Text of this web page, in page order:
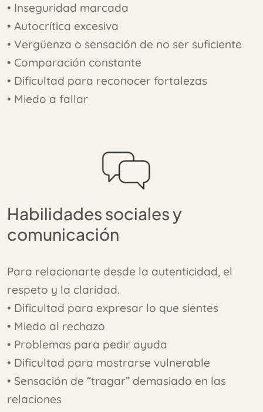
Habilidades sociales y comunicación
Límites y autocuidado
Estrés, sobrecarga y bloqueo emocional
Duelos y procesos vitales
Identidad emocional y autoconocimiento
• Inseguridad marcada
• Autocrítica excesiva
• Vergüenza o sensación de no ser suficiente
• Comparación constante
• Dificultad para reconocer fortalezas
• Miedo a fallar
Habilidades sociales y
comunicación
Para relacionarte desde la autenticidad, el
respeto y la claridad.
• Dificultad para expresar lo que sientes
• Miedo al rechazo
• Problemas para pedir ayuda
• Dificultad para mostrarse vulnerable
• Sensación de “tragar” demasiado en las
relaciones